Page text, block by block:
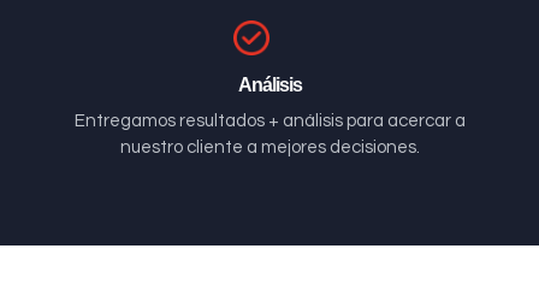
Análisis
Entregamos resultados + análisis para acercar a
nuestro cliente a mejores decisiones.